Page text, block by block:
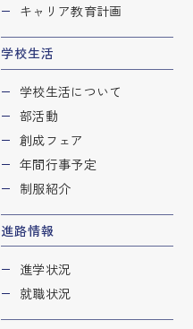
キャリア教育計画
学校生活
学校生活について
部活動
創成フェア
年間行事予定
制服紹介
進路情報
進学状況
就職状況